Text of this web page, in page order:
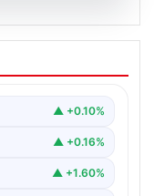
İşlenen
bölgedeki
▲ +0.10%
▲ +0.16%
▲ +1.60%